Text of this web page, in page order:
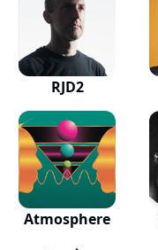
RJD2
Atmosphere